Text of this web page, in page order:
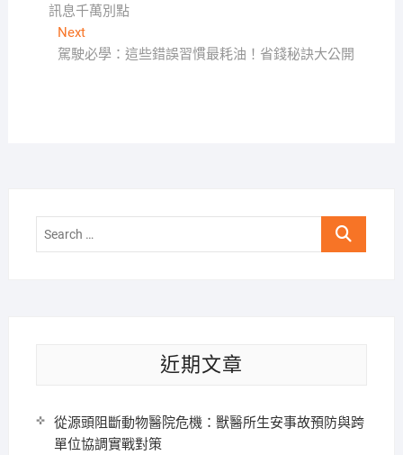
導
覽
訊息千萬別點
NextNext
post:
駕駛必學：這些錯誤習慣最耗油！省錢秘訣大公開
Search
近期文章
從源頭阻斷動物醫院危機：獸醫所生安事故預防與跨
單位協調實戰對策